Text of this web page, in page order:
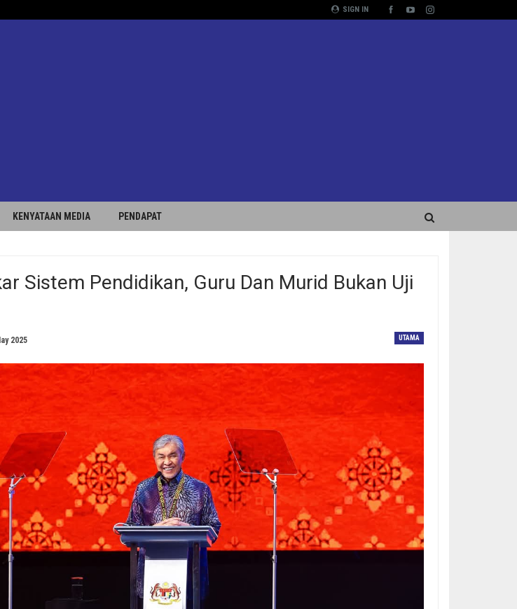
SIGN IN
KENYATAAN MEDIA PENDAPAT
Sistem Pendidikan, Guru Dan Murid Bukan Uji
UTAMA
2025